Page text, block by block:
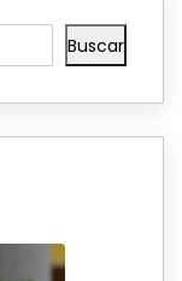
Buscar